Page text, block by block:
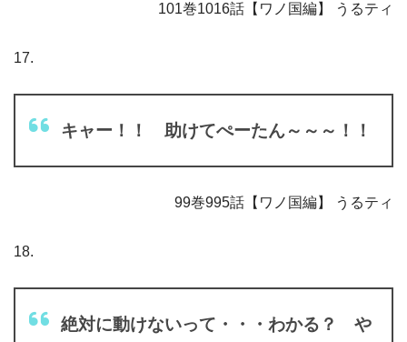
101巻1016話【ワノ国編】 うるティ
17.
キャー！！ 助けてぺーたん～～～！！
99巻995話【ワノ国編】 うるティ
18.
絶対に動けないって・・・わかる？ や